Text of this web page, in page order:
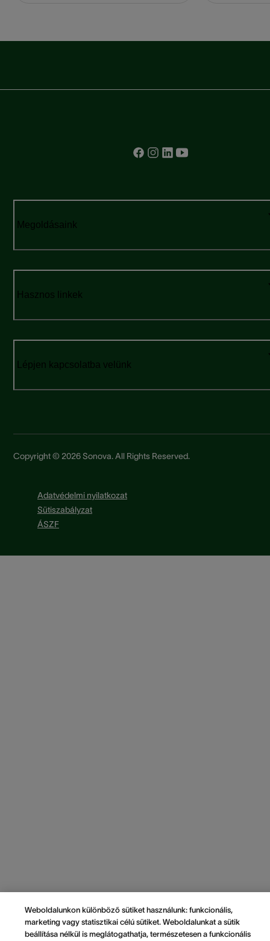
arcüreggyulladás és a hallás közötti
Olvasson
Megoldásaink
Hasznos linkek
Lépjen kapcsolatba velünk
Copyright © 2026 Sonova. All Rights Reserved.
Adatvédelmi nyilatkozat
Sütiszabályzat
ÁSZF
Weboldalunkon különböző sütiket használunk: funkcionális,
marketing vagy statisztikai célú sütiket. Weboldalunkat a sütik
beállítása nélkül is meglátogathatja, természetesen a funkcionális